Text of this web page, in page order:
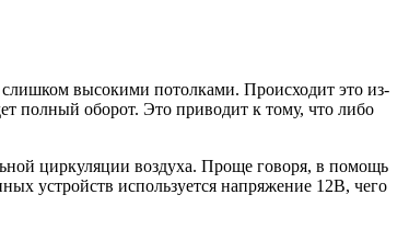
высокими потолками. Происходит это из-
полный оборот. Это приводит к тому, что либо
циркуляции воздуха. Проще говоря, в помощь
устройств используется напряжение 12В, чего